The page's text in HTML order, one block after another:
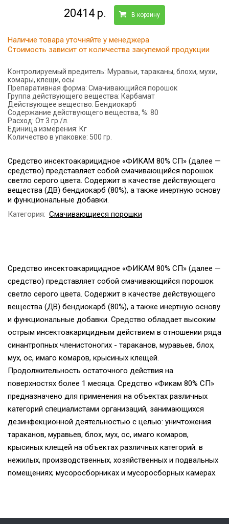
20414 р. В корзину
Наличие товара уточняйте у менеджера
Стоимость зависит от количества закупемой продукции
Контролируемый вредитель: Муравьи, тараканы, блохи, мухи,
комары, клещи, осы
Препаративная форма: Смачивающийся порошок
Группа действующего вещества: Карбамат
Действующее вещество: Бендиокарб
Содержание действующего вещества, %: 80
Расход: От 3 гр./л.
Единица измерения: Кг
Количество в упаковке: 500 гр.
Средство инсектоакарицидное «ФИКАМ 80% СП» (далее —
средство) представляет собой смачивающийся порошок
светло серого цвета. Содержит в качестве действующего
вещества (ДВ) бендиокарб (80%), а также инертную основу
и функциональные добавки.
Категория: Смачивающиеся порошки
Средство инсектоакарицидное «ФИКАМ 80% СП» (далее —
средство) представляет собой смачивающийся порошок
светло серого цвета. Содержит в качестве действующего
вещества (ДВ) бендиокарб (80%), а также инертную основу
и функциональные добавки. Средство обладает высоким
острым инсектоакарицидным действием в отношении ряда
синантропных членистоногих - тараканов, муравьев, блох,
мух, ос, имаго комаров, крысиных клещей.
Продолжительность остаточного действия на
поверхностях более 1 месяца. Средство «Фикам 80% СП»
предназначено для применения на объектах различных
категорий специалистами организаций, занимающихся
дезинфекционной деятельностью с целью: уничтожения
тараканов, муравьев, блох, мух, ос, имаго комаров,
крысиных клещей на объектах различных категорий: в
нежилых, производственных, хозяйственных и подвальных
помещениях; мусоросборниках и мусоросборных камерах.